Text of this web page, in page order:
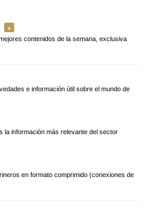
contenidos de la semana, exclusiva
e información útil sobre el mundo de
la información más relevante del sector
en formato comprimido (conexiones de